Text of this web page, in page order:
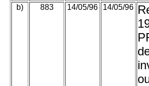
b) 883 14/05/96 14/05/96